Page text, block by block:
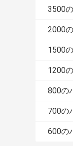
3500
2000
1500
1200
800の
700の
600の